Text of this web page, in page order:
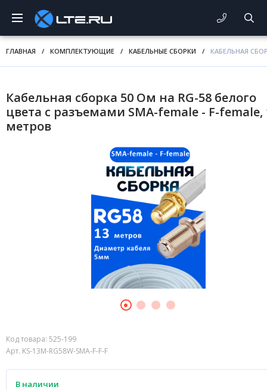
ГЛАВНАЯ / КОМПЛЕКТУЮЩИЕ / КАБЕЛЬНЫЕ СБОРКИ / КАБЕЛЬНАЯ
Кабельная сборка 50 Ом на RG-58 белого
цвета с разъемами SMA-female - F-female,
метров
Код товара: 525-199
Арт. KS-13M-RG58W-SMA-F-F-F
В наличии